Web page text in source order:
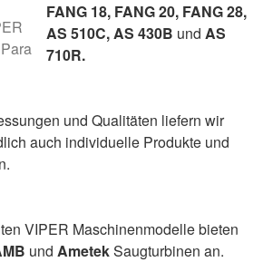
FANG 18, FANG 20, FANG 28,
AS 510C, AS 430B und AS
710R.
und Qualitäten liefern wir
auch individuelle Produkte und
VIPER Maschinenmodelle bieten
und AmetekSaugturbinen an.